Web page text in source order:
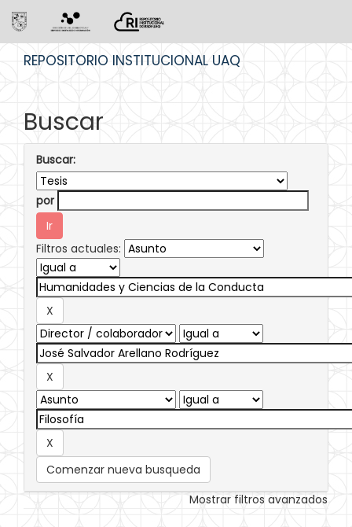
REPOSITORIO INSTITUCIONAL UAQ
Buscar
Buscar:
por
Filtros actuales:
Comenzar nueva busqueda
Mostrar filtros avanzados